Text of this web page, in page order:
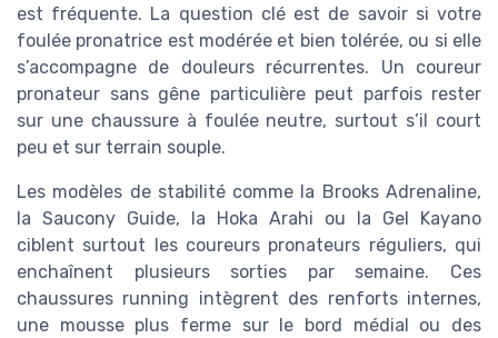
est fréquente. La question clé est de savoir si votre
foulée pronatrice est modérée et bien tolérée, ou si elle
s’accompagne de douleurs récurrentes. Un coureur
pronateur sans gêne particulière peut parfois rester
sur une chaussure à foulée neutre, surtout s’il court
peu et sur terrain souple.
Les modèles de stabilité comme la Brooks Adrenaline,
la Saucony Guide, la Hoka Arahi ou la Gel Kayano
ciblent surtout les coureurs pronateurs réguliers, qui
enchaînent plusieurs sorties par semaine. Ces
chaussures running intègrent des renforts internes,
une mousse plus ferme sur le bord médial ou des